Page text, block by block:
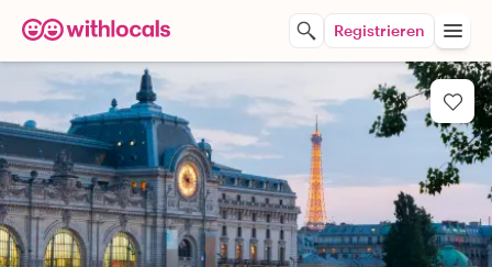
Registrieren